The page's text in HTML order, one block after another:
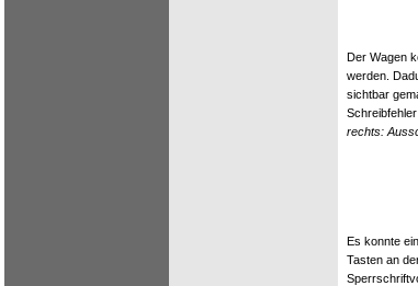
Der Wagen
werden.
sichtbar
rechts:
Es konnte
Tasten an